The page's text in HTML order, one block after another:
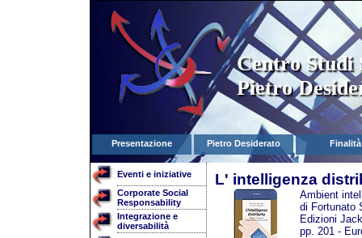
Centro Studi
Pietro
Presentazione Pietro Desiderato Finalità
Eventi e iniziative
Corporate Social
Responsability
Integrazione e
diversabilità
L' intelligenza
Ambient
di Fortunato
Edizioni
pp. 201 -